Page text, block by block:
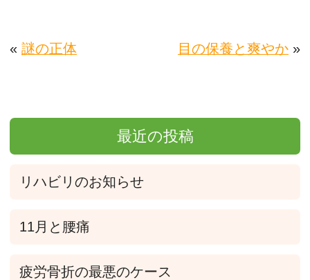
« 謎の正体 目の保養と爽やか »
最近の投稿
リハビリのお知らせ
11月と腰痛
疲労骨折の最悪のケース